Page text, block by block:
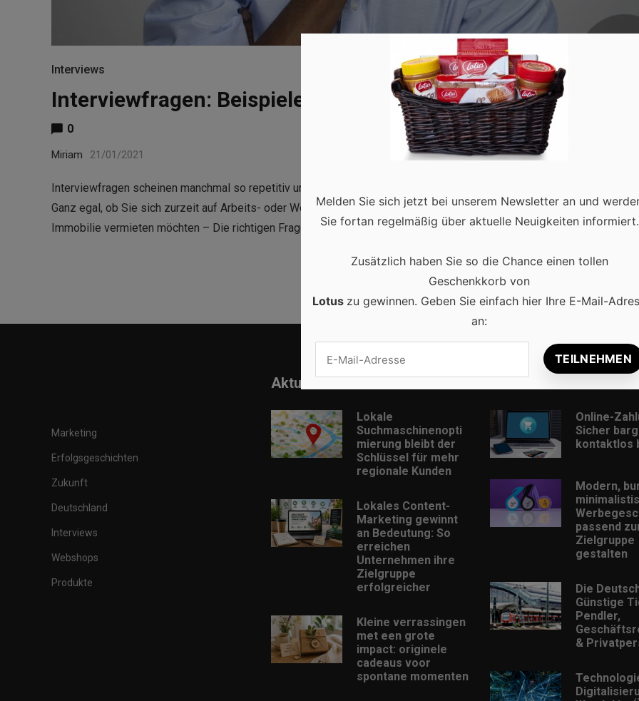
Interviews
Interviewfragen: Beispiele, Formulierungen & weitere Tipps
0
Miriam 21/01/2021
Interviewfragen scheinen manchmal so repetitiv und nichts aussagend, doch oft steckt mehr dahinter als viele denken.
Ganz egal, ob Sie sich zurzeit auf Arbeits- oder Wohnungssuche befinden oder Sie zurzeit rekrutieren oder eine
Immobilie vermieten möchten – Die richtigen Fragen …Read more
Marketing
Erfolgsgeschichten
Zukunft
Deutschland
Interviews
Webshops
Produkte
Aktuell
Lokale
Suchmaschinenopti
mierung bleibt der
Schlüssel für mehr
regionale Kunden
Lokales Content-
Marketing gewinnt
an Bedeutung: So
erreichen
Unternehmen ihre
Zielgruppe
erfolgreicher
Kleine verrassingen
met een grote
impact: originele
cadeaus voor
spontane momenten
Online-
Sicher
kontaktlos
Modern,
passend
Zielgruppe
gestalten
Die
Günstige
Pendler,
&
Melden Sie sich jetzt bei unserem Newsletter an und
Sie fortan regelmäßig über aktuelle Neuigkeiten informiert.
Zusätzlich haben Sie so die Chance einen tollen
Geschenkkorb von
Lotus zu gewinnen. Geben Sie einfach hier Ihre E-Mail-
an: